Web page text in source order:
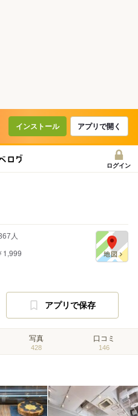
インストール アプリで開く
ログイン
人
1,999
アプリで保存
写真
428
口コミ
146